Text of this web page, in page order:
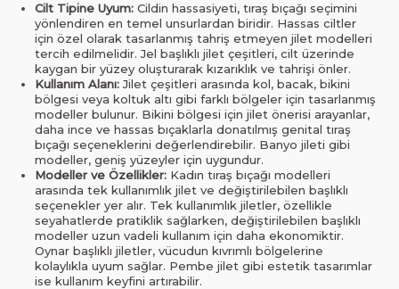
Cilt Tipine Uyum: Cildin hassasiyeti, tıraş bıçağı seçimini
yönlendiren en temel unsurlardan biridir. Hassas ciltler
için özel olarak tasarlanmış tahriş etmeyen jilet modelleri
tercih edilmelidir. Jel başlıklı jilet çeşitleri, cilt üzerinde
kaygan bir yüzey oluşturarak kızarıklık ve tahrişi önler.
Kullanım Alanı:Jilet çeşitleri arasında kol, bacak, bikini
bölgesi veya koltuk altı gibi farklı bölgeler için tasarlanmış
modeller bulunur. Bikini bölgesi için jilet önerisi arayanlar,
daha ince ve hassas bıçaklarla donatılmış genital tıraş
bıçağı seçeneklerini değerlendirebilir. Banyo jileti gibi
modeller, geniş yüzeyler için uygundur.
Modeller ve Özellikler: Kadın tıraş bıçağı modelleri
arasında tek kullanımlık jilet ve değiştirilebilen başlıklı
seçenekler yer alır. Tek kullanımlık jiletler, özellikle
seyahatlerde pratiklik sağlarken, değiştirilebilen başlıklı
modeller uzun vadeli kullanım için daha ekonomiktir.
Oynar başlıklı jiletler, vücudun kıvrımlı bölgelerine
kolaylıkla uyum sağlar. Pembe jilet gibi estetik tasarımlar
ise kullanım keyfini artırabilir.